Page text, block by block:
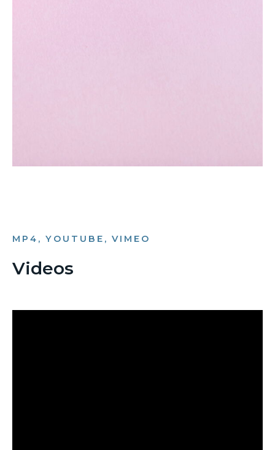
MP4, YOUTUBE, VIMEO
Videos